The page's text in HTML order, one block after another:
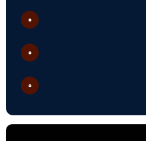
۰
۰
۰